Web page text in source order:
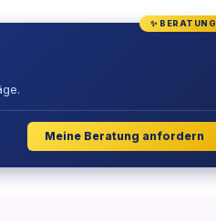
✨ BERATUNG
Meine Beratung anfordern